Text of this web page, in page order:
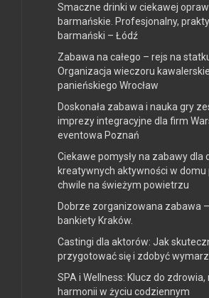
Smaczne drinki w ciekawej
barmańskie. Profesjonalny,
barmański – Łódź
Zabawa na całego – rejs na
Organizacja wieczoru
panieńskiego Wrocław
Doskonała zabawa i nauka gry
imprezy integracyjne dla firm
eventowa Poznań
Ciekawe pomysły na zabawy dla
kreatywnych aktywności w domu
chwile na świeżym powietrzu
Dobrze zorganizowana zabawa
bankiety Kraków.
Castingi dla aktorów: Jak
przygotować się i zdobyć
SPA i Wellness: Klucz do zdrowia,
harmonii w życiu codziennym